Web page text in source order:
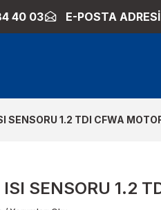
40 03 E-POSTA ADRESİ
SENSORU 1.2 TDI CFWA
ISI SENSORU 1.2